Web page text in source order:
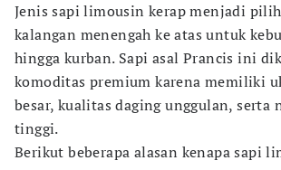
Jenis sapi limousin kerap menjadi
kalangan menengah ke atas untuk
hingga kurban. Sapi asal Prancis ini
komoditas premium karena memiliki
besar, kualitas daging unggulan, serta
tinggi.
Berikut beberapa alasan kenapa sapi